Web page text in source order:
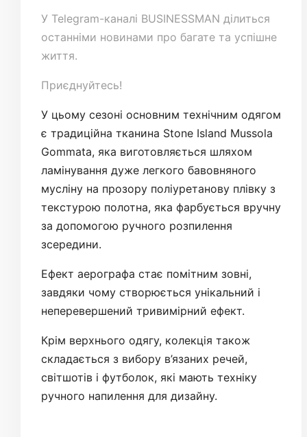
У Telegram-каналі BUSINESSMAN ділиться
останніми новинами про багате та успішне
життя.
Приєднуйтесь!
У цьому сезоні основним технічним одягом
є традиційна тканина Stone Island Mussola
Gommata, яка виготовляється шляхом
ламінування дуже легкого бавовняного
мусліну на прозору поліуретанову плівку з
текстурою полотна, яка фарбується вручну
за допомогою ручного розпилення
зсередини.
Ефект аерографа стає помітним зовні,
завдяки чому створюється унікальний і
неперевершений тривимірний ефект.
Крім верхнього одягу, колекція також
складається з вибору в’язаних речей,
світшотів і футболок, які мають техніку
ручного напилення для дизайну.